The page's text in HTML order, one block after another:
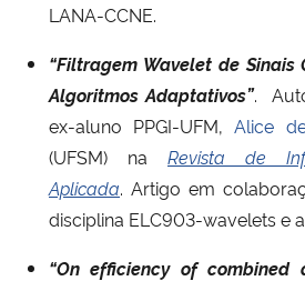
Controladoria-Geral da União
Ministério da Mulher, da Família e dos Direitos
Secretaria de Governo
LANA-CCNE.
“Filtragem Wavelet de
Algoritmos Adaptativos”.
ex-aluno PPGI-UFM,Alice
(UFSM) na Revista de
Aplicada. Artigo em
disciplina ELC903-wavelets e
“On efficiency of combined